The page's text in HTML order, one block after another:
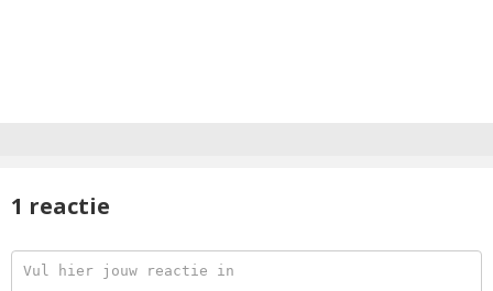
1 reactie